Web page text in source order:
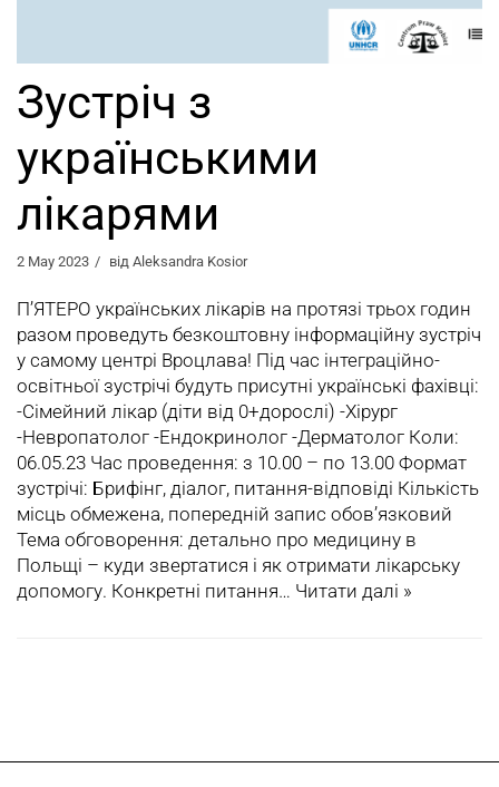
Зустріч з
українськими
лікарями
2 May 2023 від Aleksandra Kosior
П’ЯТЕРО українських лікарів на протязі трьох годин
разом проведуть безкоштовну інформаційну зустріч
у самому центрі Вроцлава! Під час інтеграційно-
освітньої зустрічі будуть присутні українські фахівці:
-Сімейний лікар (діти від 0+дорослі) -Хірург
-Невропатолог -Ендокринолог -Дерматолог Коли:
06.05.23 Час проведення: з 10.00 – по 13.00 Формат
зустрічі: Брифінг, діалог, питання-відповіді Кількість
місць обмежена, попередній запис обов’язковий
Тема обговорення: детально про медицину в
Польщі – куди звертатися і як отримати лікарську
допомогу. Конкретнi питання… Читати далі »